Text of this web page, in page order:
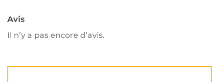
Avis
Il n’y a pas encore d’avis.